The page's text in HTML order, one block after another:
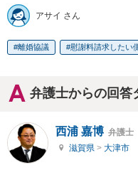
アサイ さん
離婚協議 慰謝料請求したい
弁護士からの回答
西浦 嘉博 弁護士
滋賀県 > 大津市